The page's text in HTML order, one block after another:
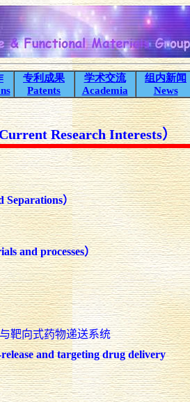
专利成果
Patents
学术交流
Academia
组内新闻
News
Research Interests）
Separations）
andprocesses）
靶向式药物递送系统
and targeting drug delivery